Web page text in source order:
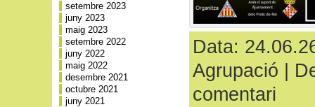
setembre 2023
juny 2023
maig 2023
setembre 2022
juny 2022
maig 2022
desembre 2021
octubre 2021
juny 2021
Data:
Agrupació
comentari